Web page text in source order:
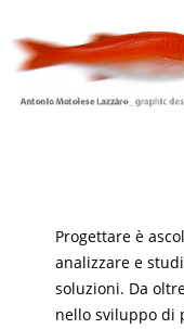
Progettare è
analizzare e
soluzioni. Da
nello sviluppo di